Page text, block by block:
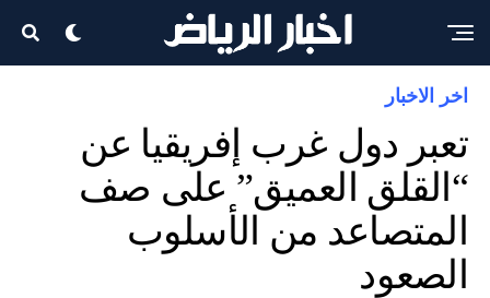
اخر الاخبار
تعبر دول غرب إفريقيا عن
“القلق العميق” على صف
المتصاعد من الأسلوب
الصعود